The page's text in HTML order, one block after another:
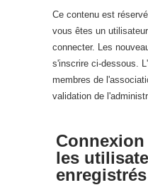
Ce contenu est
vous êtes un
connecter. Les
s'inscrire ci-dessous.
membres de
validation de
les
enregistrés